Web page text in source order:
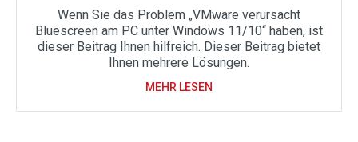
Wenn Sie das Problem „VMware verursacht
Bluescreen am PC unter Windows 11/10“ haben, ist
dieser Beitrag Ihnen hilfreich. Dieser Beitrag bietet
Ihnen mehrere Lösungen.
MEHR LESEN